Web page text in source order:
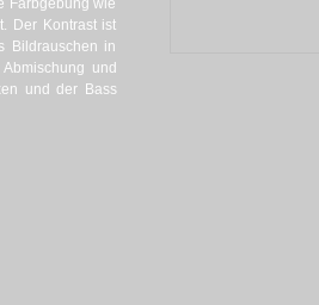
Farbgebung wie
Der Kontrast ist
Bildrauschen in
und
und der Bass